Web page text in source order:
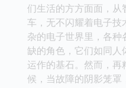
们生活的方方面面，从
车，无不闪耀着电子技
杂的电子世界里，各
缺的角色，它们如同
运作的基石。然而，再
候，当故障的阴影笼罩